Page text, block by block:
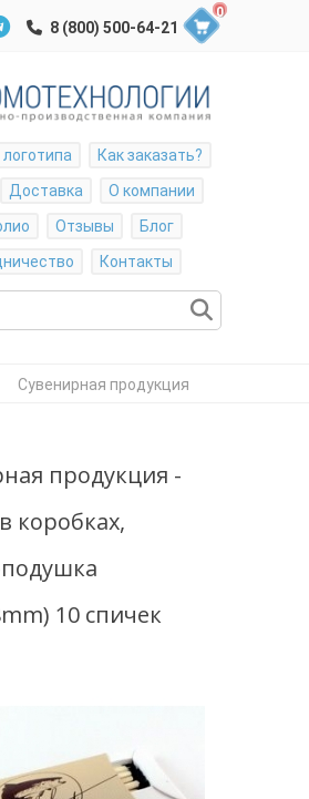
0
Как заказать?
Доставка
О компании
Отзывы
Блог
Контакты
Сувенирная продукция
(75x44x8mm) 10 спичек
продукция -
коробках,
10 спичек